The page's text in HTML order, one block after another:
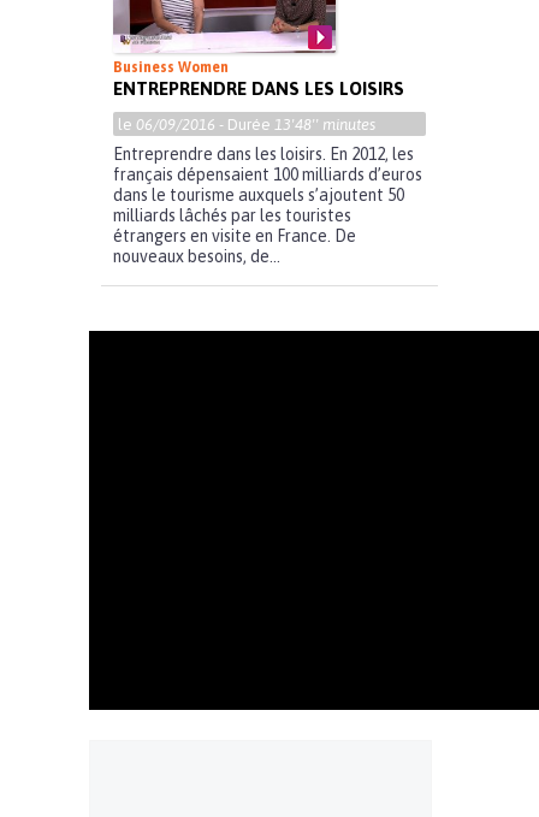
Business Women
ENTREPRENDRE DANS LES LOISIRS
le 06/09/2016 - Durée 13'48'' minutes
Entreprendre dans les loisirs. En 2012, les
français dépensaient 100 milliards d’euros
dans le tourisme auxquels s’ajoutent 50
milliards lâchés par les touristes
étrangers en visite en France. De
nouveaux besoins, de...